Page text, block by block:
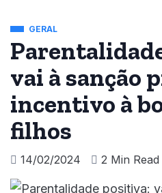
GERAL
vai à sanção
incentivo à
filhos
14/02/2024 2 Min Read